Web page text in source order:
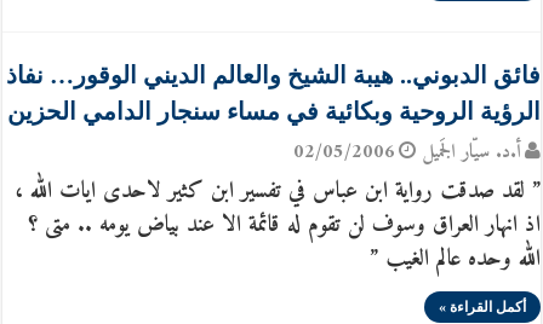
فائق الدبوني.. هيبة الشيخ والعالم الديني الوقور… نفاذ
الرؤية الروحية وبكائية في مساء سنجار الدامي الحزين
أ.د. سيّار الجَميل 02/05/2006
” لقد صدقت رواية ابن عباس في تفسير ابن كثير لاحدى ايات الله ،
اذ انهار العراق وسوف لن تقوم له قائمة الا عند بياض يومه .. متى ؟
الله وحده عالم الغيب ”
أكمل القراءة »